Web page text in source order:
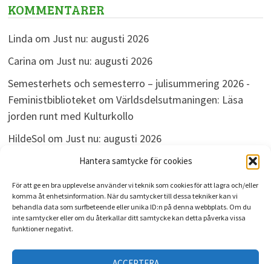
Hantera samtycke för cookies
För att ge en bra upplevelse använder vi teknik som cookies för att lagra och/eller
komma åt enhetsinformation. När du samtycker till dessa tekniker kan vi
behandla data som surfbeteende eller unika ID:n på denna webbplats. Om du
inte samtycker eller om du återkallar ditt samtycke kan detta påverka vissa
funktioner negativt.
KOMMENTARER
Linda om Just nu: augusti 2026
Carina om Just nu: augusti 2026
Semesterhets och semesterro – julisummering 2026 -
Feministbiblioteketom Världsdelsutmaningen: Läsa
jorden runt med Kulturkollo
HildeSolom Just nu: augusti 2026
omJust nu: augusti 2026
ARKIV